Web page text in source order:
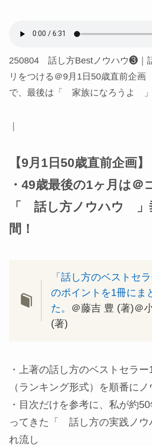
250804 話し方Bestノウハウ❸｜
リをつける＠9月1日50歳直前企画
で、最後は「 家族になろうよ 」
【9月1日50歳直前企画】
・49歳最後の1ヶ月は＠
「 話し方ノウハウ 」
間！
「話し方のベストセラ
のポイントを1冊にま
た。
＠藤吉 豊 (著)＠
(著)
・上著の話し方のベストセラ
（ランキング形式）を順番にノ
・目次だけを参考に、私が約
ってきた「 話し方の実践ノ
れ流し